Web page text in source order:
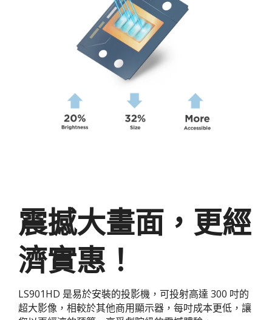
震撼大畫面，更經
濟實惠！
LS901HD 是易於安裝的投影機，可投射高達 300 吋的
超大影像，相較於其他商用顯示器，每吋成本更低，讓